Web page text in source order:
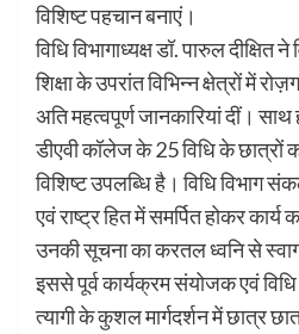
विशिष्ट पहचान बनाएं।
विधि विभागाध्यक्ष डॉ. पारुल दीक्षित
शिक्षा के उपरांत विभिन्न क्षेत्रों में
अति महत्वपूर्ण जानकारियां दीं। साथ
डीएवी कॉलेज के 25 विधि के छात्रों
विशिष्ट उपलब्धि है। विधि विभाग
एवं राष्ट्र हित में समर्पित होकर
उनकी सूचना का करतल ध्वनि से
इससे पूर्व कार्यक्रम संयोजक एवं
त्यागी के कुशल मार्गदर्शन में छात्र